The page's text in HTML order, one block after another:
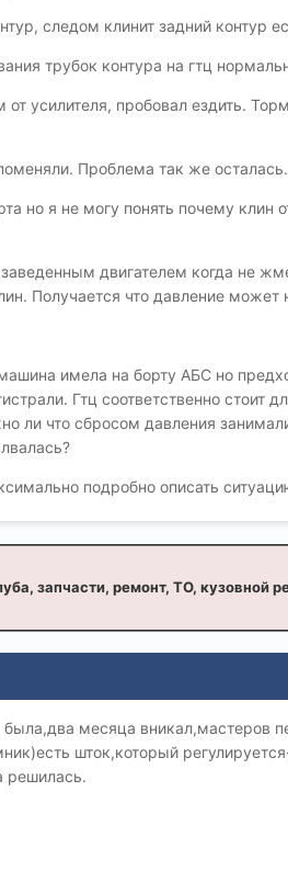
следом клинит задний контур
трубок контура на гтц
усилителя, пробовал ездить.
Проблема так же осталась.
но я не могу понять почему
заведенным двигателем когда не
Получается что давление может
имела на борту АБС но
Гтц соответственно
ли что сбросом давления
подробно описать
запчасти, ремонт, ТО, кузовной
месяца вникал,мастеров
шток,который
решилась.